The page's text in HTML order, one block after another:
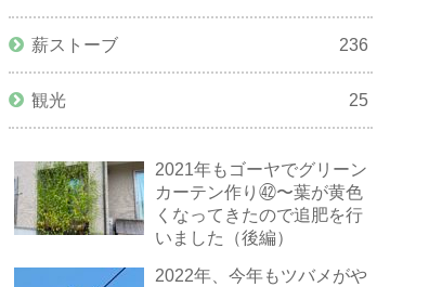
薪ストーブ 236
観光 25
2021年もゴーヤでグリーン
カーテン作り㊷〜葉が黄色
くなってきたので追肥を行
いました（後編）
2022年、今年もツバメがや